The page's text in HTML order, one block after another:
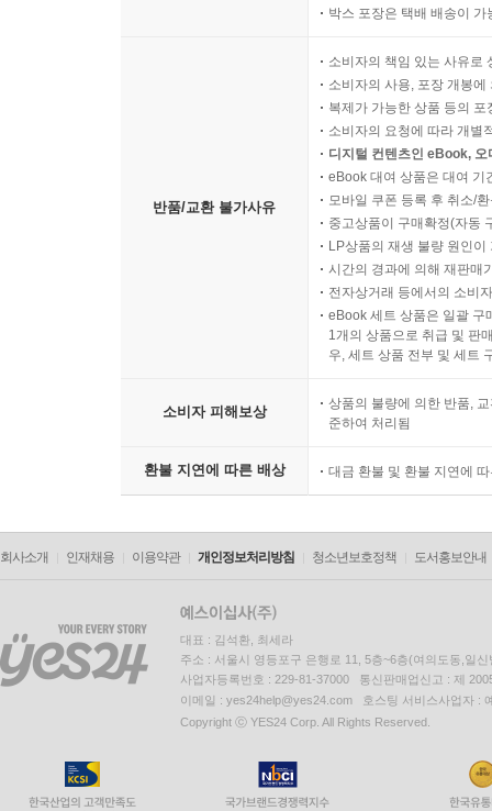
박스 포장은 택배 배송이
반품/교환 불가사유
소비자의 책임 있는 사유로
소비자의 사용, 포장 개봉
복제가 가능한 상품 등의
소비자의 요청에 따라 개별
디지털 컨텐츠인 eBook,
eBook 대여 상품은 대여 기
모바일 쿠폰 등록 후 취소/
중고상품이 구매확정(자동
LP상품의 재생 불량 원인
시간의 경과에 의해 재판매
전자상거래 등에서의 소비
eBook 세트 상품은 일괄 구
1개의 상품으로 취급 및 판
우, 세트 상품 전부 및 세트
소비자 피해보상
상품의 불량에 의한 반품,
준하여 처리됨
환불 지연에 따른 배상 대금 환불 및 환불 지연에
회사소개 인재채용 이용약관 개인정보처리방침 청소년보호정책 도서홍보안내
대표 : 김석환, 최세라
주소 : 서울시 영등포구 은행로 11, 5층~6층(여의도동,일신
사업자등록번호 : 229-81-37000 통신판매업신고 : 제
이메일 : yes24help@yes24.com 호스팅 서비스사업자 :
Copyright ⓒ YES24 Corp. All Rights Reserved.